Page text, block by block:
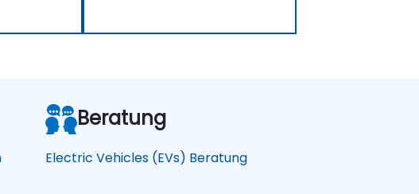
Beratung
Electric Vehicles (EVs) Beratung